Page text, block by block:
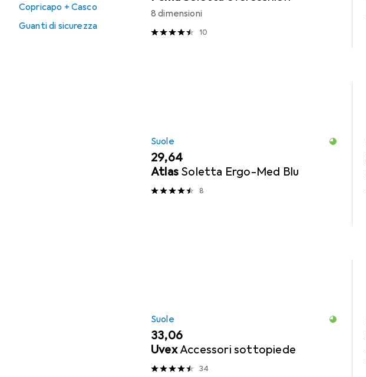
Copricapo + Casco
Guanti di sicurezza
8 dimensioni
10
Suole
EUR
29,64
Atlas Soletta Ergo-Med Blu
8
Suole
EUR
33,06
UvexAccessori sottopiede
34